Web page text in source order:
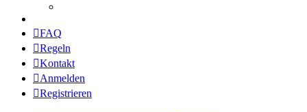
FAQ
Regeln
Kontakt
Anmelden
Registrieren